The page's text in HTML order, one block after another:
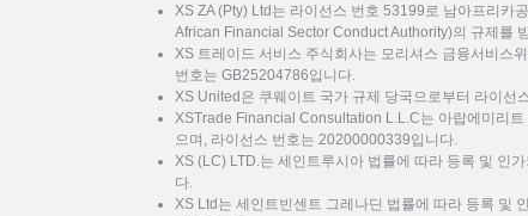
XS ZA (Pty) Ltd는 라이선스 번호 53199로 남아프리카
African Financial Sector Conduct Authority)의 규제를
XS 트레이드 서비스 주식회사는 모리셔스 금융서비스
번호는 GB25204786입니다.
XS United은 쿠웨이트 국가 규제 당국으로부터 라이선
XSTrade Financial Consultation L.L.C는 아랍에미리
으며, 라이선스 번호는 20200000339입니다.
XS (LC) LTD.는 세인트루시아 법률에 따라 등록 및 인
다.
XS Ltd는 세인트빈센트 그레나딘 법률에 따라 등록 및